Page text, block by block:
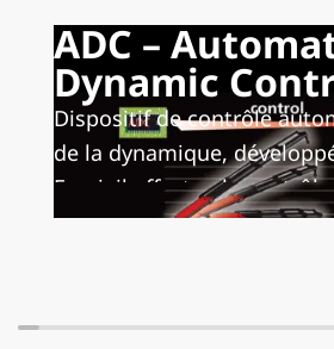
ADC –
Dynamic
Dispositif de contrôle
de la dynamique,
Fassi, il effectue le
dynamique sur toute les
manœuvrée, en réalisant